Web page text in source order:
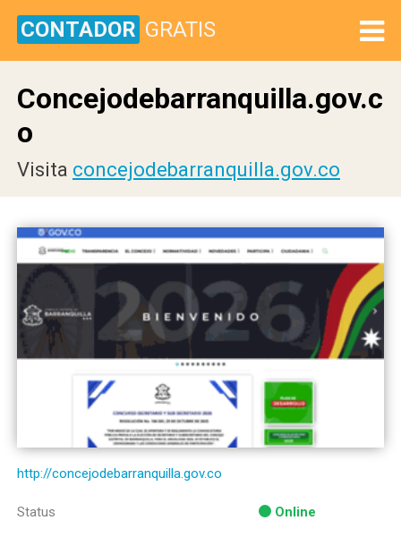
CONTADOR GRATIS
Concejodebarranquilla.gov.c
o
Visita concejodebarranquilla.gov.co
http://concejodebarranquilla.gov.co
Status Online